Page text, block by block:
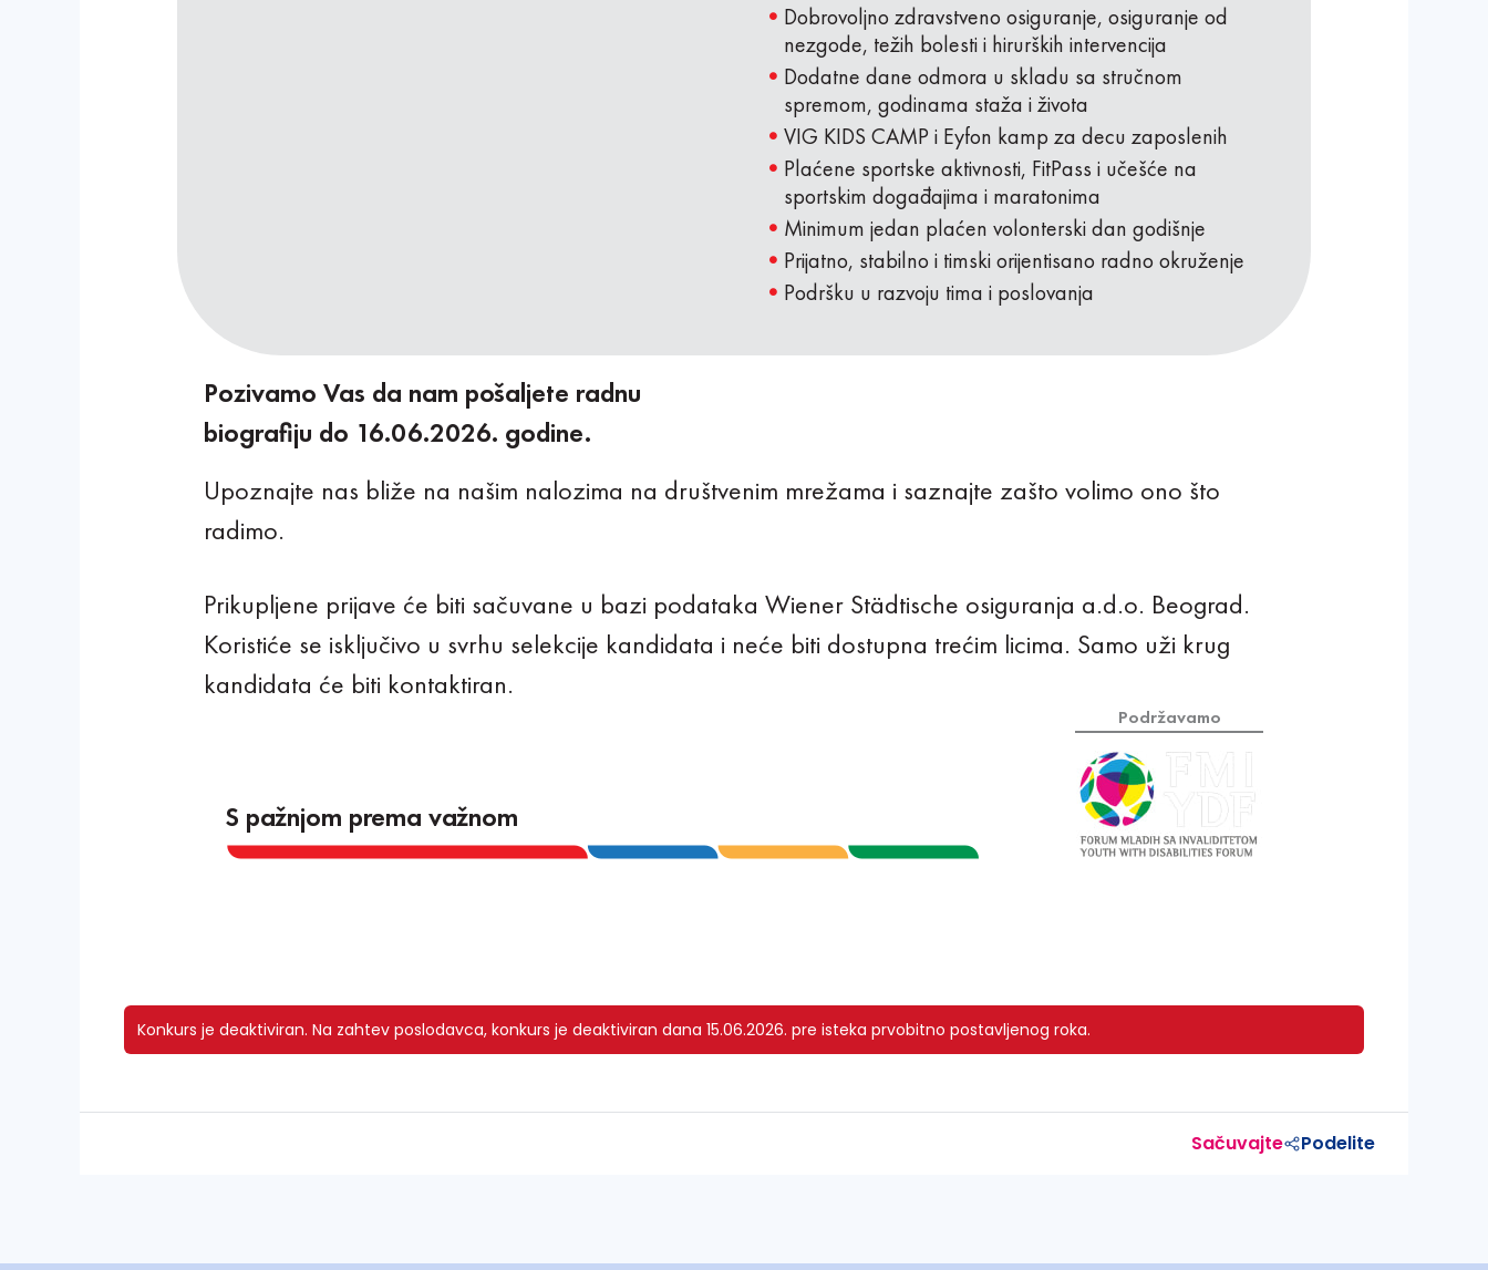
Dobrovoljno zdravstveno osiguranje, osiguranje od
nezgode, težih bolesti i hirurških intervencija
Dodatne dane odmora u skladu sa stručnom
spremom, godinama staža i života
VIG KIDS CAMP i Eyfon kamp za decu zaposlenih
Plaćene sportske aktivnosti, FitPass i učešće na
sportskim događajima i maratonima
Minimum jedan plaćen volonterski dan godišnje
Prijatno, stabilno i timski orijentisano radno okruženje
Podršku u razvoju tima i poslovanja
Pozivamo Vas da nam pošaljete radnu
biografiju do 16.06.2026. godine.
Upoznajte nas bliže na našim nalozima na društvenim mrežama i saznajte zašto volimo ono što
radimo.
Prikupljene prijave će biti sačuvane u bazi podataka Wiener Städtische osiguranja a.d.o. Beograd.
Koristiće se isključivo u svrhu selekcije kandidata i neće biti dostupna trećim licima. Samo uži krug
kandidata će biti kontaktiran.
S pažnjom prema važnom
Podržavamo
Konkurs je deaktiviran. Na zahtev poslodavca, konkurs je deaktiviran dana 15.06.2026. pre isteka prvobitno postavljenog roka.
Sačuvajte Podelite